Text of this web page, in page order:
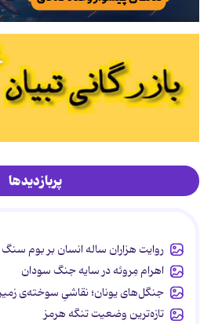
پربازدیدها
روایت هزاران ساله انسان بر بوم
اهرام مِروئه در سایه جنگ سودان
جنگل‌های یونان؛ نقاشیِ سوخته‌ی
تازه‌ترین وضعیت تنگه هرمز